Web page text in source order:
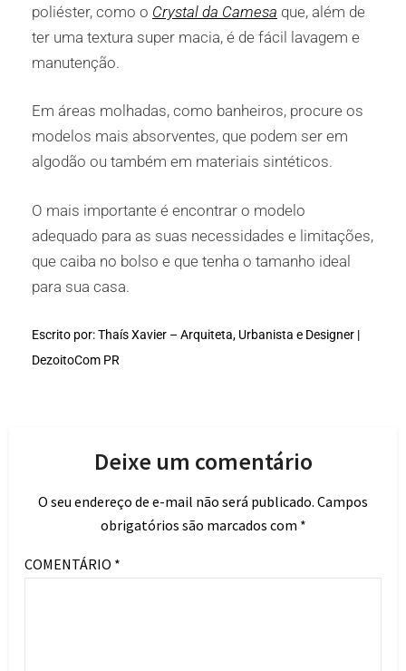
poliéster, como o Crystal da Camesa que, além de
ter uma textura super macia, é de fácil lavagem e
manutenção.
Em áreas molhadas, como banheiros, procure os
modelos mais absorventes, que podem ser em
algodão ou também em materiais sintéticos.
O mais importante é encontrar o modelo
adequado para as suas necessidades e limitações,
que caiba no bolso e que tenha o tamanho ideal
para sua casa.
Escrito por: Thaís Xavier – Arquiteta, Urbanista e Designer |
DezoitoCom PR
Deixe um comentário
O seu endereço de e-mail não será publicado. Campos
obrigatórios são marcados com *
COMENTÁRIO *